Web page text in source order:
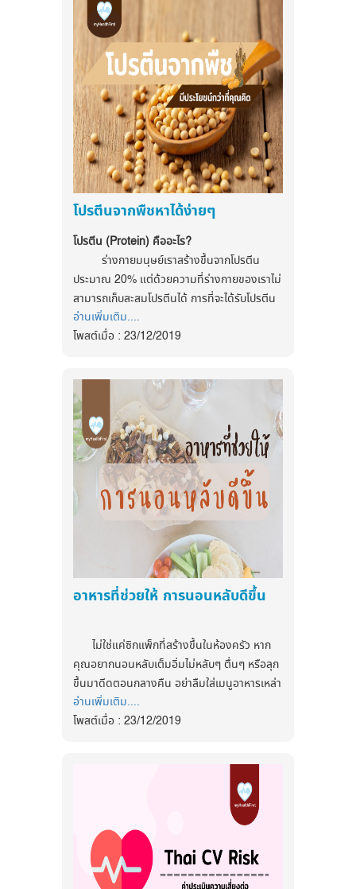
Facebook
https://www.facebook.com/myhealthfirstofficial
tiktok : @myhealthfirst_mhf
ลดเครียด
รับประทานอาหารที่มีคุณภาพ โดย
การลดอาหารเค็มจัด ลดอาหารมัน
เพิ่มผักผลไม้ เน้นอาหารพวก
ธัญพืช ปลา นมไขมันต่ำ ถั่ว รับ
ประทานอาหารที่มีไขมันอิ่มตัวต่ำ
หลีกเลี่ยงเนื้อแดง น้ำตาล เครื่อง
ดื่มที่มีรสหวานจะทำให้ระดับความ
ดันโลหิตลดลงได้
ปรึกษาแพทย์เกี่ยวกับยาที่ใช้อยู่
เพราะมียาบางตัวทำให้ความดัน
โลหิตสูงขึ้นได้ ปรึกษาแพทย์ถ้า
ต้องใช้ยาคุมกำเนิด
โรคความดันโลหิตสูงเป็นโรคที่ไม่มี
อาการแต่อันตราย ดังนั้นเมื่อท่านตรวจ
พบว่ามีความดันโลหิตสูงแล้ว ควรมาพบ
แพทย์ตามนัด รับประทานยาสม่ำเสมอ
ลดความเสี่ยงที่จะมีโรคหัวใจและโรคหลอด
เลือดตามมา
ติดตามข่าวสารสุขภาพและนวัตกรรมด้าน
สุขภาพ ได้ที่
Facebook
:
https://www.facebook.com/myhealthfirstofficial
tiktok : @myhealthfirst_mhf
เข้าใจกัน แต่มาจากน้ำตาล (sugar) ที่
อยู่ในอาหารอร่อยต่างๆ เช่น ขนมหวาน
เบเกอรี่ เครื่องดื่ม ไอศกรีม น้ำกระป๋อง
และอื่นๆ
แป้งขาวนอกจากน้ำตาลแล้ว แป้งก็เป็น
อาหารที่อยู่ในตระกูลคาร์โบไฮเดรตเช่น
เดียวกัน จำง่ายๆ ว่า เป็นอาหารที่ขึ้นต้น
ด้วย P และ B เช่น Pizza (พิซซ่า)
Pasta (พาสต้า) Bread (ขนมปัง)
เป็นต้น
อาหารที่มีแป้งเยอะไม่ใช่แค่ข้าว และ
ยังมีผักอย่าง มันฝรั่ง ข้าวโพด เผือก
และอื่นๆ ที่มีแป้งด้วย อาหารเหล่านี้ควร
ลดการทานลง
จำกัดเวลากินอาหาร
เป็นเวลา โดยกินอาหารได้ตั้งแต่เวลา
อาหาร 14-16 ชั่วโมง) ระหว่างสามารถ
กินอาหารที่ไม่ให้พลังงานสูงได้ เช่น
กาแฟดำ (ไม่ใส่น้ำตาล) หรือผักผลไม้ที่
ไม่มีส่วนประกอบเป็นแป้ง ทำแบบนี้
เพียง 3 วันต่อสัปดาห์ หรืออาจจำกัด
เวลาในการกินอาหารให้เหมาะสมกับ
ร่างกายของตัวเอง โดยเน้นการกิน
อาหารเย็นน้อยลง ไม่กินมื้อดึก และไม่
ขาดอาหารเช้า เป็นต้น
ขอบคุณข้อมูลจาก : sanook.com
Facebook
:https://www.facebook.com/myhealthfirstofficial
2.การใช้ยา เช่นยาลดปวดเพื่อลดอาการข้อ
เข่าอักเสบและข้อเข่าเสื่อม
3. การฉีดยาเข้าข้อเข่า เช่นสารน้ำหล่อเลี้ยง
4. การผ่าตัดเปลี่ยนข้อเข่าเทียม
ติดตามข่าวสารสุขภาพและนวัตกรรมด้าน
สุขภาพ ได้ที่
Facebook
:https://www.facebook.com/myhealthfirstofficial
tiktok : @myhealthfirst_mhf
เชื้อแบคทีเรีย และพบในผู้หญิงมากกว่าผู้ชาย
สาเหตุอาการโรคกระเพาะปัสสาวะอักเสบ
เกิดจากพฤติกรรมที่ผิดปกติ คือการกลั้น
ปัสสาวะบ่อยๆ ส่งผลให้เชื้อโรคมีการเจริญเติบโต
มากขึ้น และมีแรงดันในกระเพาะปัสสาวะที่ทำให้
เยื่อบุผิวยึดตัว จนเชื้อโรคฝังตัวอยู่ในกระเพาะ
ปัสสาวะจนเกิดการอักเสบได้
การดูแลตนเองเมื่อเป็นโรคกระเพาะปัสสาวะ
อักเสบ
แก้ว ซึ่งการดื่มน้ำจะช่วยขับเชื้อโรคออกและลด
การปวดแสบปวดร้อน เวลาปัสสาวะได้
2. ควรถ่ายปัสสาวะทุกครั้งที่รู้สึกปวด ไม่
กลั้นปัสสาวะ
3. พยายามเคลื่อนไหวร่างกายเสมอ ไม่
ควรนั่งแช่อยู่กับที่เป็นเวลานานๆ
4. การทำความสะอาดบริเวณอวัยวะเพศ
เพื่อป้องกันเชื้อโรคปนเปื้อนผ่านเข้าท่อปัสสาวะ
เข้ามาในกระเพาะปัสสาวะ
5. ควรรักษาสุขอนามัยพื้นฐานสุขภาพ
ร่างกายแข็งแรง และลดโอกาสการติดเชื้อ
รุนแรง
ปัจจุบัน โรคกระเพาะปัสสาวะอักเสบพบได้
บ่อยมาก โดยเฉพาะผู้หญิงวัยทำงาน ซึ่งอาจเกิด
ได้หลายปัจจัย เช่น รู้สึกไม่อยากเข้าห้องน้ำตาม
สถานที่สาธารณะต่างๆ การชำระล้างทำความ
สะอาดที่ไม่ถูกวิธี หรือการใช้ชีวิตอยู่บนท้องถนน
เป็นเวลานาน รวมถึงการดื่มน้ำน้อย ดังนั้น โรค
ก็มีโอกาสพบเชื้อโรคที่ดื้อยามากขึ้นเรื่อยๆ และ
อาจจำเป็นต้องใช้ยาฆ่าเชื้อทีมีความรุนแรงมาก
ขึ้น ทั้งนี้ ยังสามารถพัฒนากลายเป็นโรคกรวยไต
อักเสบได้อีกด้วย
https://www.facebook.com/myhealthfirstofficial
tiktok : @myhealthfirst_mhf
โปรตีนจากพืชหาได้ง่ายๆ
โปรตีน (Protein) คืออะไร?
ร่างกายมนุษย์เราสร้างขึ้นจากโปรตีน
ประมาณ 20% แต่ด้วยความที่ร่างกายของเราไม่
สามารถเก็บสะสมโปรตีนได ้ การที่จะได้รับโปรตีน
จากอาหารให้เพียงพอจึงเป็นเรื่องส
อาหารที่มีโปรตีนจากพืชปริม
พวกอาหารมังสวิรัติมีปร ะโยชน์ต่อสุขภาพหลาย
อย่าง หลายๆการศึกษาพบว่าคนที่กินอาหาร
มังสวิรัติมีแนวโน้มมีน้ำหนักตัวต่ำกว่า
คอเลสเตอรอลต่ำกว่าและระดับความดันเลือดต่ำ
กว่า รวมถึงมีความเสี่ยงในการเป็
นโรคหลอด
เลือดหัวใจ โรคมะเร็ง และความเสี่ยงในการเสียชี
ตจากโรคหัวใจน้อยกว่าคนที่ไม่ได้กินอาหารแบบ
กินโปรตีนจากพืชและจากสัตว์ อื่นๆเช่น เนื้อจาก
สัตว์กินพืช ปลา สัตว์ปีก ไข่ และผลิตภัณฑ์จาก
นม ส่วนโปรตีนจากพืชนับเป็นโปรตีนคุณภาพต่ำ
คนที่กินอาหารแบบมังสวิรัติ
แบบวีแกนควรกินอาหารให้หลากหลายเพื่อใ
ติดตามข่าวสารสุขภาพและนวัตกรรมด้าน
สุขภาพ ได้ที่
อ่านเพิ่มเติม....
โพสต์เมื่อ : 23/12/2019
อาหารที่ช่วยให้ การนอนหลับดีขึ้น
ไม่ใช่แค่ซิกแพ็กที่สร้างขึ้นในห้องครัว หาก
คุณอยากนอนหลับเต็มอิ่มไม่หลับๆ ตื่นๆ หรือลุก
ขึ้นมาดีดตอนกลางคืน อย่าลืมใส่เมนูอาหารเหล่า
นี้ลงในพจนานุกรมสุขภาพดีของคุณด้วย เรา
ขอมองข้ามอาหารและเครื่องดื่มที่รู้ๆ กันอยู่ว่า
: ชาอุ่นๆ ซักถ้วยก่อนนอน จะช่วยทำ
หลับสบายขึ้นค่ะ ยิ่งถ้าได้ชาคาโมมายล์ด้วยล่ะ
ก็จะยิ่งทำให้สาวๆ นอนหลับสบายขึ้น
กล้วย: ไม่ว่าจะเป็นกล้วยหอมหรือกล้วยน้ำว้า
ก็ได้ หากได้รองท้องก่อนนอนซักลูก หายกระ
สับกระส่ายจากความหิว และทำให้หลับสบาย
อ่านเพิ่มเติม....
โพสต์เมื่อ : 23/12/2019